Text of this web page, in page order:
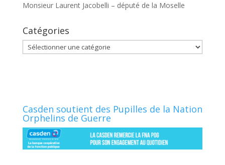
Monsieur Laurent Jacobelli – député de la Moselle
Catégories
Catégories
Casden soutient des Pupilles de la Nation
Orphelins de Guerre